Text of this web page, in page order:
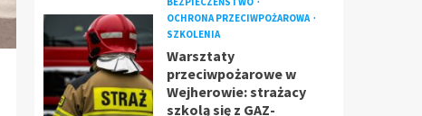
OCHRONA PRZECIWPOŻAROWA
SZKOLENIA
Warsztaty
przeciwpożarowe w
Wejherowie: strażacy
szkolą się z GAZ-